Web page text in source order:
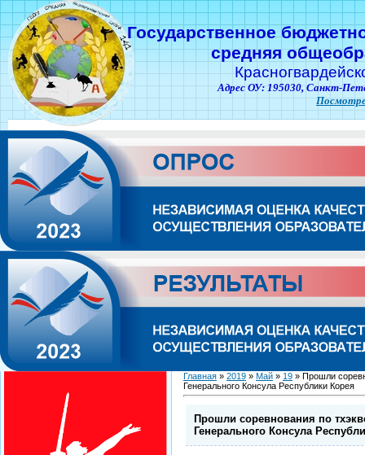
Государственное
средняя
Адрес ОУ: 195030, Санкт-
Главная » 2019 » Май » 19 » Прошли
Генерального Консула Республики Корея
Прошли соревнования по
Генерального Консула